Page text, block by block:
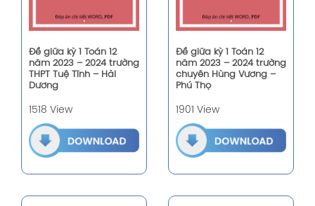
Đề giữa kỳ 1 Toán 12
năm 2023 – 2024 trường
THPT Tuệ Tĩnh – Hải
Dương
1518 View
Đề giữa kỳ 1 Toán 12
năm 2023 – 2024 trường
chuyên Hùng Vương –
Phú Thọ
1901 View